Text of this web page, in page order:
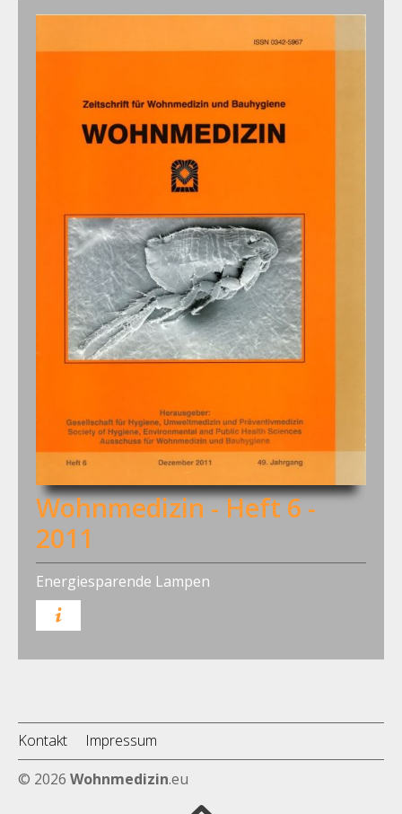
Wohnmedizin - Heft 6 -
2011
Energiesparende Lampen
Kontakt
Impressum
© 2026 Wohnmedizin.eu